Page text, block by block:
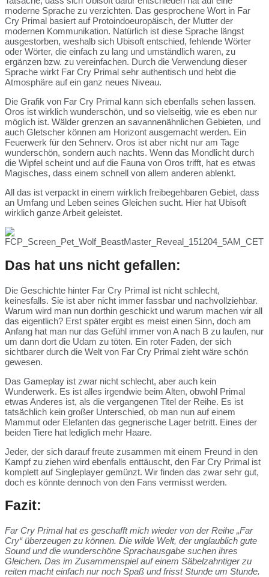
moderne Sprache zu verzichten. Das gesprochene Wort in Far
Cry Primal basiert auf Protoindoeuropäisch, der Mutter der
modernen Kommunikation. Natürlich ist diese Sprache längst
ausgestorben, weshalb sich Ubisoft entschied, fehlende Wörter
oder Wörter, die einfach zu lang und umständlich waren, zu
ergänzen bzw. zu vereinfachen. Durch die Verwendung dieser
Sprache wirkt Far Cry Primal sehr authentisch und hebt die
Atmosphäre auf ein ganz neues Niveau.
Die Grafik von Far Cry Primal kann sich ebenfalls sehen lassen.
Oros ist wirklich wunderschön, und so vielseitig, wie es eben nur
möglich ist. Wälder grenzen an savannenähnlichen Gebieten, und
auch Gletscher können am Horizont ausgemacht werden. Ein
Feuerwerk für den Sehnerv. Oros ist aber nicht nur am Tage
wunderschön, sondern auch nachts. Wenn das Mondlicht durch
die Wipfel scheint und auf die Fauna von Oros trifft, hat es etwas
Magisches, dass einem schnell von allem anderen ablenkt.
All das ist verpackt in einem wirklich freibegehbaren Gebiet, dass
an Umfang und Leben seines Gleichen sucht. Hier hat Ubisoft
wirklich ganze Arbeit geleistet.
Das hat uns nicht gefallen:
Die Geschichte hinter Far Cry Primal ist nicht schlecht,
keinesfalls. Sie ist aber nicht immer fassbar und nachvollziehbar.
Warum wird man nun dorthin geschickt und warum machen wir all
das eigentlich? Erst später ergibt es meist einen Sinn, doch am
Anfang hat man nur das Gefühl immer von A nach B zu laufen, nur
um dann dort die Udam zu töten. Ein roter Faden, der sich
sichtbarer durch die Welt von Far Cry Primal zieht wäre schön
gewesen.
Das Gameplay ist zwar nicht schlecht, aber auch kein
Wunderwerk. Es ist alles irgendwie beim Alten, obwohl Primal
etwas Anderes ist, als die vergangenen Titel der Reihe. Es ist
tatsächlich kein großer Unterschied, ob man nun auf einem
Mammut oder Elefanten das gegnerische Lager betritt. Eines der
beiden Tiere hat lediglich mehr Haare.
Jeder, der sich darauf freute zusammen mit einem Freund in den
Kampf zu ziehen wird ebenfalls enttäuscht, den Far Cry Primal ist
komplett auf Singleplayer gemünzt. Wir finden das zwar sehr gut,
doch es könnte dennoch von den Fans vermisst werden.
Fazit:
Far Cry Primal hat es geschafft mich wieder von der Reihe „Far
Cry“ überzeugen zu können. Die wilde Welt, der unglaublich gute
Sound und die wunderschöne Sprachausgabe suchen ihres
Gleichen. Das im Zusammenspiel auf einem Säbelzahntiger zu
reiten macht einfach nur noch Spaß und frisst Stunde um Stunde.